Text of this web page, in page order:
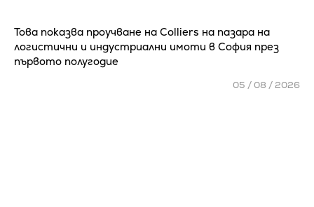
Това показва проучване на Colliers на пазара на
логистични и индустриални имоти в София през
първото полугодие
05 / 08 / 2026